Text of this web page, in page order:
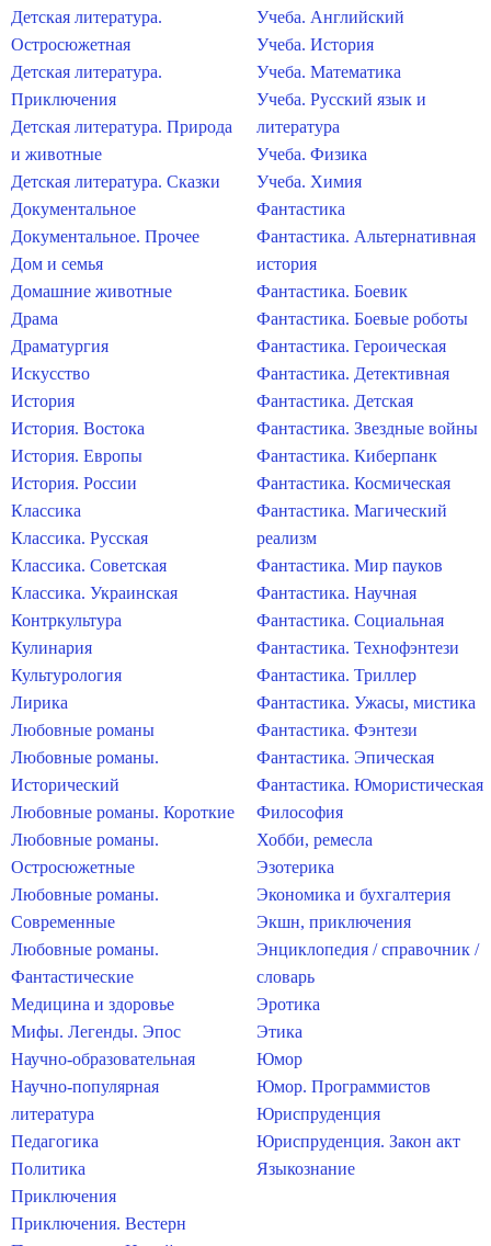
Детская литература.
Остросюжетная
Детская литература.
Приключения
Детская литература. Природа
и животные
Детская литература. Сказки
Документальное
Документальное. Прочее
Дом и семья
Домашние животные
Драма
Драматургия
Искусство
История
История. Востока
История. Европы
История. России
Классика
Классика. Русская
Классика. Советская
Классика. Украинская
Контркультура
Кулинария
Культурология
Лирика
Любовные романы
Любовные романы.
Исторический
Любовные романы. Короткие
Любовные романы.
Остросюжетные
Любовные романы.
Современные
Любовные романы.
Фантастические
Медицина и здоровье
Мифы. Легенды. Эпос
Научно-образовательная
Научно-популярная
литература
Педагогика
Политика
Приключения
Приключения. Вестерн
Учеба. Английский
Учеба. История
Учеба. Математика
Учеба. Русский язык и
литература
Учеба. Физика
Учеба. Химия
Фантастика
Фантастика. Альтернативная
история
Фантастика. Боевик
Фантастика. Боевые роботы
Фантастика. Героическая
Фантастика. Детективная
Фантастика. Детская
Фантастика. Звездные войны
Фантастика. Киберпанк
Фантастика. Космическая
Фантастика. Магический
реализм
Фантастика. Мир пауков
Фантастика. Научная
Фантастика. Социальная
Фантастика. Технофэнтези
Фантастика. Триллер
Фантастика. Ужасы, мистика
Фантастика. Фэнтези
Фантастика. Эпическая
Фантастика. Юмористическая
Философия
Хобби, ремесла
Эзотерика
Экономика и бухгалтерия
Экшн, приключения
Энциклопедия / справочник /
словарь
Эротика
Этика
Юмор
Юмор. Программистов
Юриспруденция
Юриспруденция. Закон акт
Языкознание